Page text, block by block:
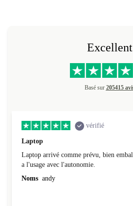
Excellent
Basé sur 205415
vérifié
Laptop
Laptop arrivé comme prévu, bien
a l'usage avec l'autonomie.
Noms andy